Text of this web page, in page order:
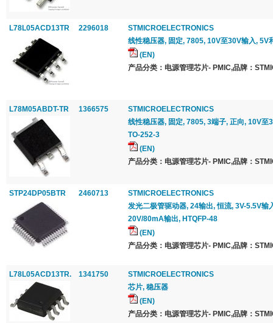
L78L05ACD13TR 2296018
STMICROELECTRONICS
线性稳压器, 固定, 7805, 10V至30V输入, 5V
(EN)
产品分类：电源管理芯片- PMIC,品牌：
L78M05ABDT-TR 1366575
STMICROELECTRONICS
线性稳压器, 固定, 7805, 3端子, 正向, 10V至
TO-252-3
(EN)
产品分类：电源管理芯片- PMIC,品牌：
STP24DP05BTR 2460713
STMICROELECTRONICS
发光二极管驱动器, 24输出, 恒流, 3V-5.5V输
20V/80mA输出, HTQFP-48
(EN)
产品分类：电源管理芯片- PMIC,品牌：
L78L05ACD13TR. 1341750
STMICROELECTRONICS
芯片, 稳压器
(EN)
产品分类：电源管理芯片- PMIC,品牌：